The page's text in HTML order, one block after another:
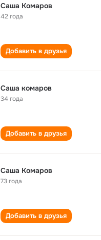
Саша Комаров
42 года
Добавить в друзья
Саша комаров
34 года
Добавить в друзья
Саша Комаров
73 года
Добавить в друзья